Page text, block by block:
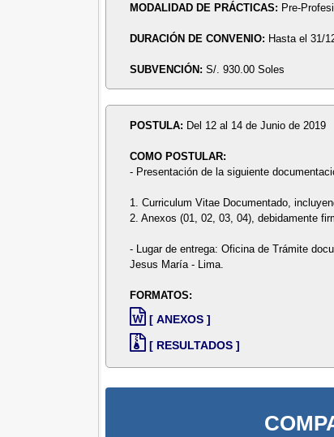
MODALIDAD DE PRÁCTICAS: Pre-
DURACIÓN DE CONVENIO: Hasta el 31/
SUBVENCIÓN:S/. 930.00 Soles
POSTULA: Del 12 al 14 de Junio de 2019
COMO POSTULAR:
- Presentación de la siguiente
1. Curriculum Vitae Documentado,
2. Anexos (01, 02, 03, 04), debidamente
- Lugar de entrega: Oficina de Trámite
Jesus María - Lima.
FORMATOS:
[ ANEXOS ]
[ RESULTADOS ]